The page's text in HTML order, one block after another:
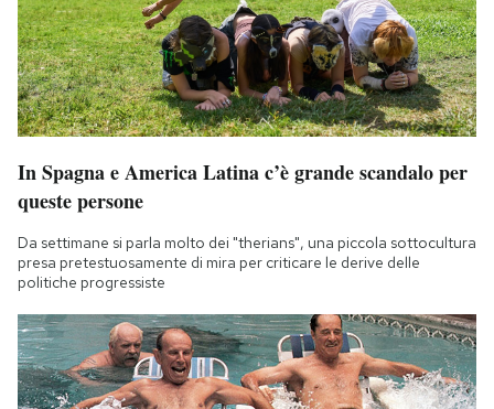
In Spagna e America Latina c’è grande scandalo per
queste persone
Da settimane si parla molto dei "therians", una piccola sottocultura
presa pretestuosamente di mira per criticare le derive delle
politiche progressiste